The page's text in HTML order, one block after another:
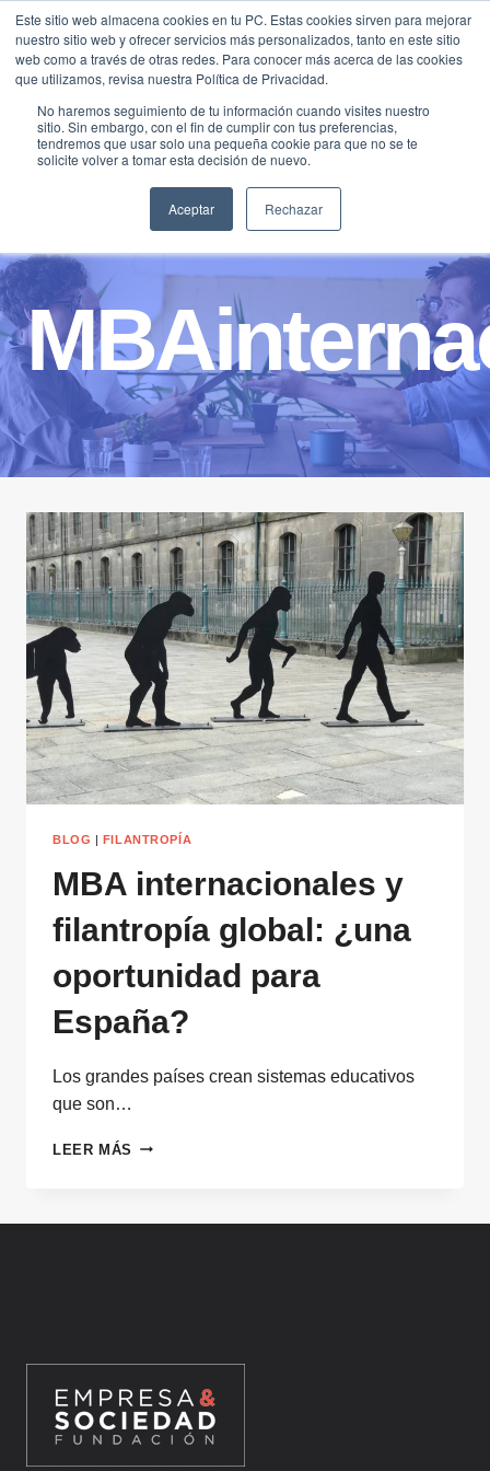
Este sitio web almacena cookies en tu PC. Estas cookies sirven para mejorar
nuestro sitio web y ofrecer servicios más personalizados, tanto en este sitio
web como a través de otras redes. Para conocer más acerca de las cookies
que utilizamos, revisa nuestra Política de Privacidad.
No haremos seguimiento de tu información cuando visites nuestro
sitio. Sin embargo, con el fin de cumplir con tus preferencias,
tendremos que usar solo una pequeña cookie para que no se te
solicite volver a tomar esta decisión de nuevo.
Aceptar Rechazar
Saltar
contenido
BLOG | FILANTROPÍA
MBA internacionales y
filantropía global: ¿una
oportunidad para
España?
Los grandes países crean sistemas educativos
que son…
LEER MÁS MBA
Traducir »